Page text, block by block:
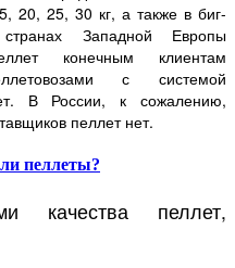
20, 25, 30 кг, а также в биг-
Западной Европы
конечным клиентам
с системой
В России, к сожалению,
пеллет нет.
пеллеты?
качества пеллет,